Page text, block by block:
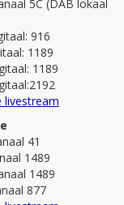
5C (DAB lokaal
916
1189
1189
livestream
41
1489
1489
877